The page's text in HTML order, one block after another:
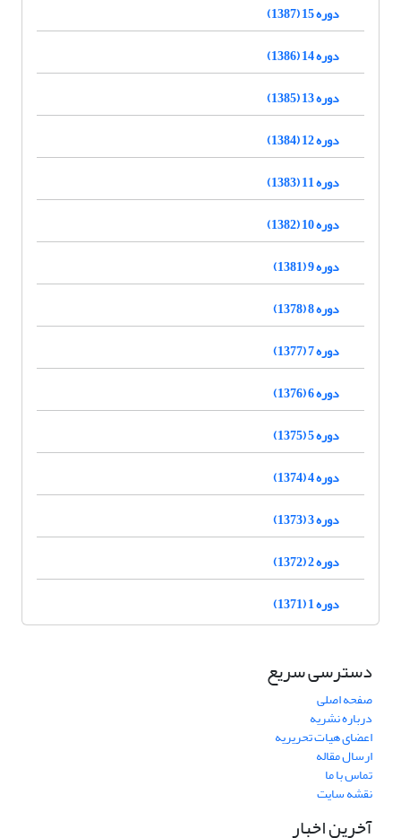
دوره 15 (1387)
دوره 14 (1386)
دوره 13 (1385)
دوره 12 (1384)
دوره 11 (1383)
دوره 10 (1382)
دوره 9 (1381)
دوره 8 (1378)
دوره 7 (1377)
دوره 6 (1376)
دوره 5 (1375)
دوره 4 (1374)
دوره 3 (1373)
دوره 2 (1372)
دوره 1 (1371)
دسترسی سریع
صفحه اصلی
درباره نشریه
اعضای هیات تحریریه
ارسال مقاله
تماس با ما
نقشه سایت
آخرین اخبار